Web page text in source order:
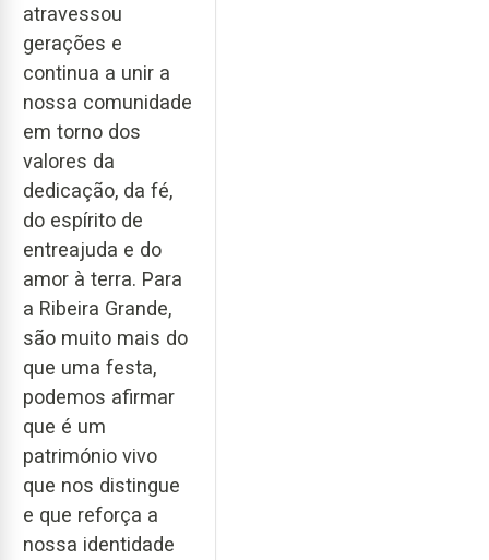
atravessou
gerações e
continua a unir a
nossa comunidade
em torno dos
valores da
dedicação, da fé,
do espírito de
entreajuda e do
amor à terra. Para
a Ribeira Grande,
são muito mais do
que uma festa,
podemos afirmar
que é um
património vivo
que nos distingue
e que reforça a
nossa identidade